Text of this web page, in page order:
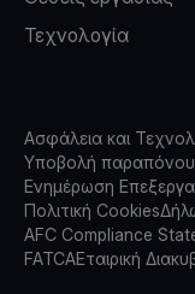
Τεχνολογία
Ασφάλεια και
Υποβολή παραπόνου
Ενημέρωση
Πολιτική Cookies
AFC Compliance
FATCAΕταιρική